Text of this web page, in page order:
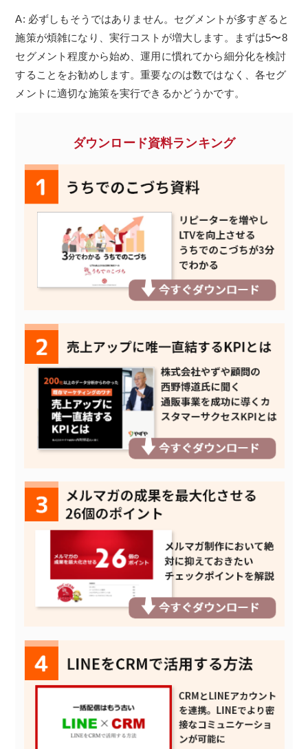
A: 必ずしもそうではありません。セグメントが多すぎると
施策が煩雑になり、実行コストが増大します。まずは5〜8
セグメント程度から始め、運用に慣れてから細分化を検討
することをお勧めします。重要なのは数ではなく、各セグ
メントに適切な施策を実行できるかどうかです。
ダウンロード資料ランキング